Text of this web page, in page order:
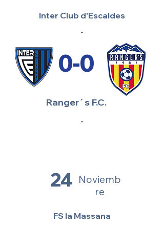
Inter Club d'Escaldes
-
0-0
Ranger´s F.C.
-
24
Noviemb
re
FS la Massana